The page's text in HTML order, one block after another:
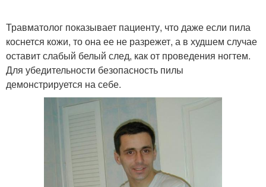
Травматолог показывает пациенту, что даже если пила
коснется кожи, то она ее не разрежет, а в худшем случае
оставит слабый белый след, как от проведения ногтем.
Для убедительности безопасность пилы
демонстрируется на себе.